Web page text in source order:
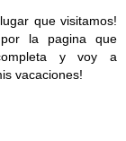
que visitamos!
la pagina que
y voy a
vacaciones!